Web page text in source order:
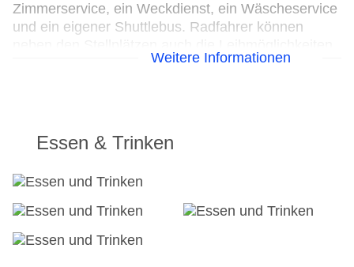
Zimmerservice, ein Weckdienst, ein Wäscheservice
und ein eigener Shuttlebus. Radfahrer können
nutzen. Zur Unterstützung bei Geschäftstätigkeiten
Parkplatz
Check-in von: 18:00:00
Konferenzraum
Garage
Hoteleröffnung: 2011
Weitere Informationen
Essen & Trinken